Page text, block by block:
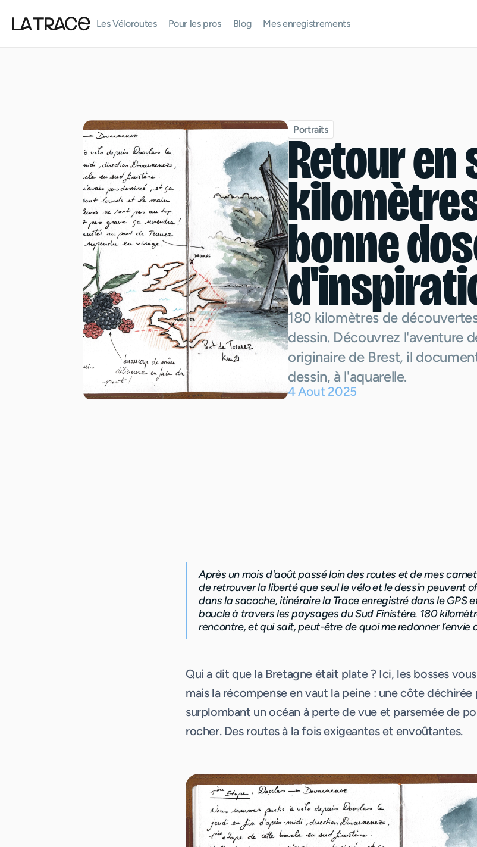
Les Véloroutes Pour les pros Blog Mes enregistrements
Portraits
Retour en
bonne
180 kilomètres de
dessin. Découvrez l'aventure
originaire de Brest, il
dessin, à l'aquarelle.
4Aout2025
Après un mois d'août passé loin des routes et de mes
de retrouver la liberté que seul le vélo et le dessin peuvent
dans la sacoche, itinéraire la Trace enregistré dans le GPS
boucle à travers les paysages du Sud Finistère. 180
rencontre, et qui sait, peut-être de quoi me redonner l’envie
Qui a dit que la Bretagne était plate ? Ici, les bosses
mais la récompense en vaut la peine : une côte
surplombant un océan à perte de vue et parsemée de
rocher. Des routes à la fois exigeantes et envoûtantes.